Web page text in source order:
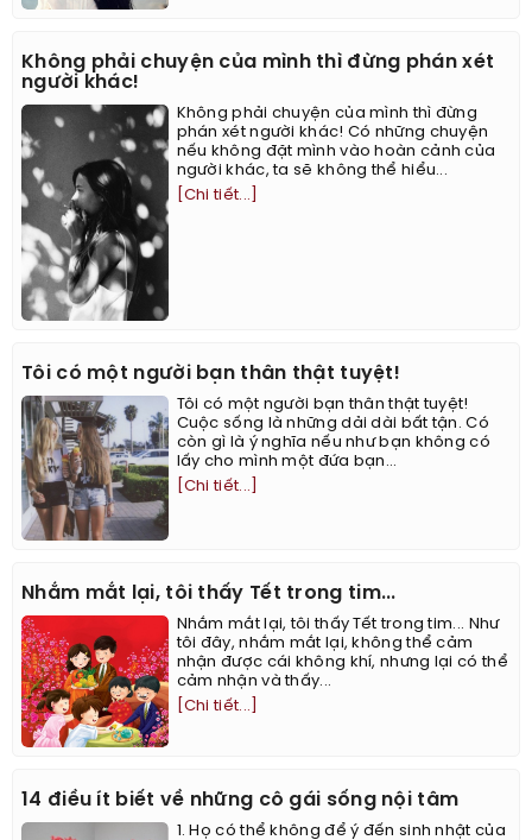
Không phải chuyện của mình thì đừng phán xét
người khác!
Không phải chuyện của mình thì đừng
phán xét người khác! Có những chuyện
nếu không đặt mình vào hoàn cảnh của
người khác, ta sẽ không thể hiểu...
[Chi tiết...]
Tôi có một người bạn thân thật tuyệt!
Tôi có một người bạn thân thật tuyệt!
Cuộc sống là những dải dài bất tận. Có
còn gì là ý nghĩa nếu như bạn không có
lấy cho mình một đứa bạn...
[Chi tiết...]
Nhắm mắt lại, tôi thấy Tết trong tim...
Nhắm mắt lại, tôi thấy Tết trong tim... Như
tôi đây, nhắm mắt lại, không thể cảm
nhận được cái không khí, nhưng lại có thể
cảm nhận và thấy...
[Chi tiết...]
14 điều ít biết về những cô gái sống nội tâm
1. Họ có thể không để ý đến sinh nhật của